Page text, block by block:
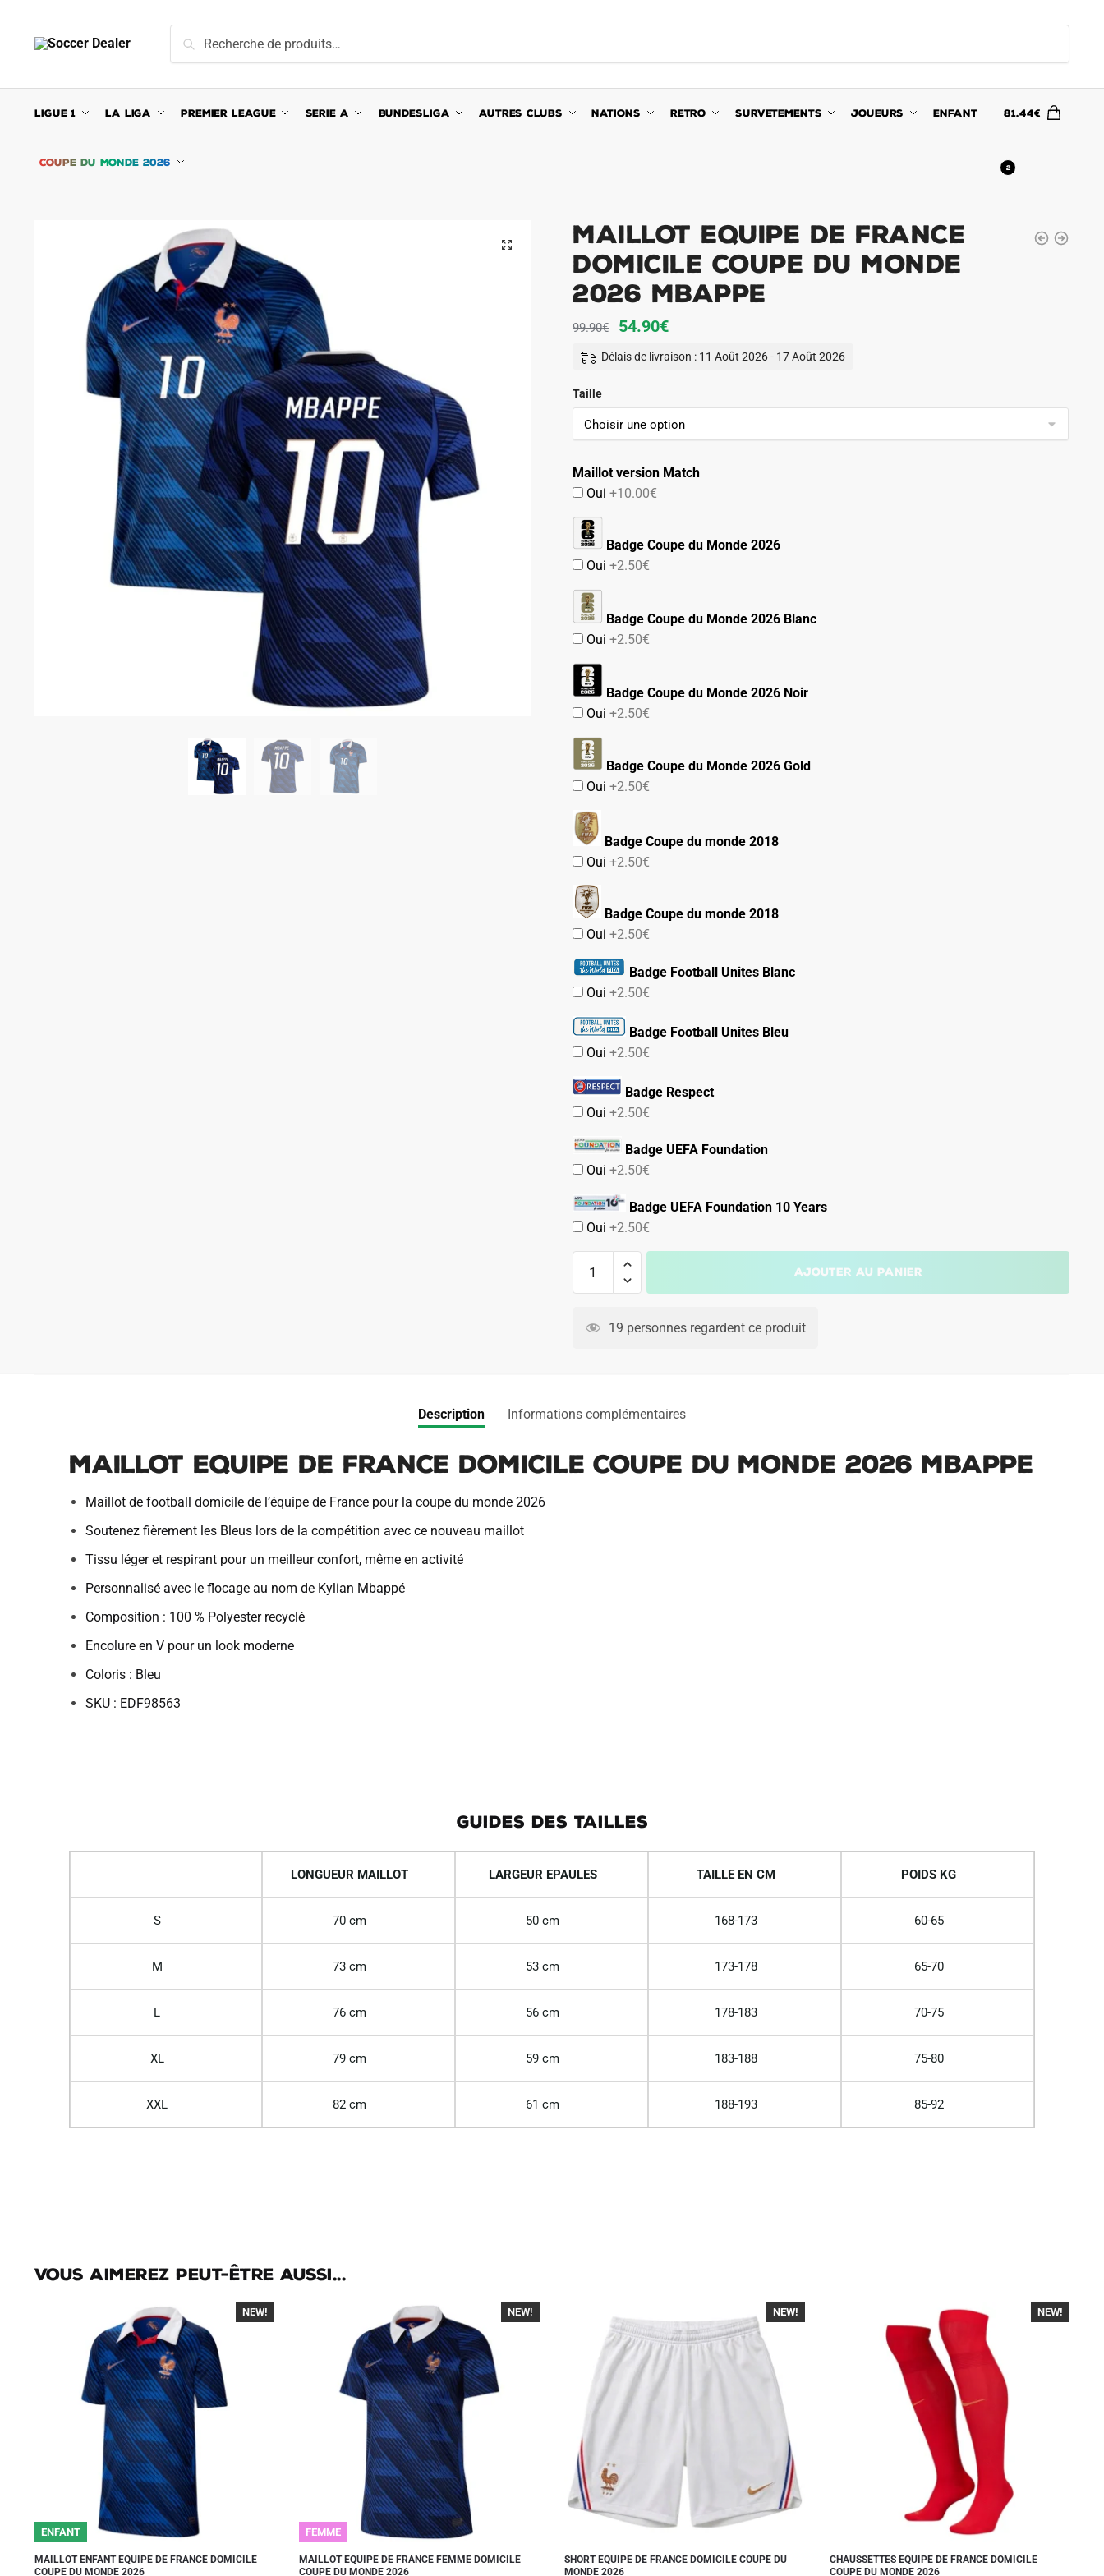
navigation
content
pour :
Recherche
LIGUE 1 LA LIGA PREMIER LEAGUE SERIE A BUNDESLIGA AUTRES CLUBS NATIONS RETRO SURVETEMENTS JOUEURS ENFANT
COUPE DU MONDE 2026
81.44€
2
🔍
Maillot Equipe de France
Domicile Coupe du Monde
2026 Mbappe
99.90€
Le
prix
99.90€.
54.90€Le
prix
54.90€.
Délais de livraison : 11 Août 2026 - 17 Août 2026
Taille
Maillot version Match
Oui+10.00€
Badge Coupe du Monde 2026
Oui+2.50€
Badge Coupe du Monde 2026 Blanc
Oui+2.50€
Badge Coupe du Monde 2026 Noir
Oui+2.50€
Badge Coupe du Monde 2026 Gold
Oui+2.50€
Badge Coupe du monde 2018
Oui+2.50€
Badge Coupe du monde 2018
Oui+2.50€
Badge Football Unites Blanc
Oui+2.50€
Badge Football Unites Bleu
Oui+2.50€
Badge Respect
Oui+2.50€
Badge UEFA Foundation
Oui+2.50€
Badge UEFA Foundation 10 Years
Oui+2.50€
Equipe
2026
Ajouter au panier
i
19 personnes regardent ce produit
Description Informations complémentaires
Maillot Equipe de France Domicile Coupe du Monde 2026 Mbappe
Maillot de football domicile de l’équipe de France pour la coupe du monde 2026
Soutenez fièrement les Bleus lors de la compétition avec ce nouveau maillot
Tissu léger et respirant pour un meilleur confort, même en activité
Personnalisé avec le flocage au nom de Kylian Mbappé
Composition : 100 % Polyester recyclé
Encolure en V pour un look moderne
Coloris : Bleu
SKU : EDF98563
GUIDES DES TAILLES
LONGUEUR MAILLOT LARGEUR EPAULES TAILLE EN CM POIDS KG
S 70 cm 50 cm 168-173 60-65
M 73 cm 53 cm 173-178 65-70
L 76 cm 56 cm 178-183 70-75
XL 79 cm 59 cm 183-188 75-80
XXL 82 cm 61 cm 188-193 85-92
Vous aimerez peut-être aussi...
-40%
NEW!
ENFANT
MAILLOT ENFANT EQUIPE DE FRANCE DOMICILE
COUPE DU MONDE 2026
-40%
NEW!
FEMME
MAILLOT EQUIPE DE FRANCE FEMME DOMICILE
COUPE DU MONDE 2026
NEW!
SHORT EQUIPE DE FRANCE DOMICILE COUPE DU
MONDE 2026
-30%
NEW!
CHAUSSETTES EQUIPE DE FRANCE DOMICILE
COUPE DU MONDE 2026